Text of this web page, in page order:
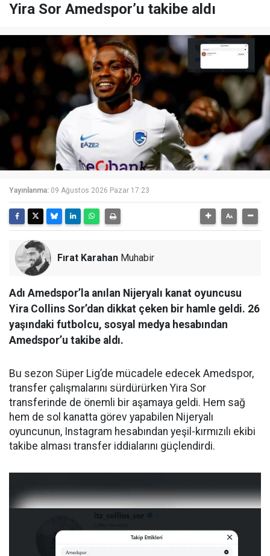
Yira Sor Amedspor’u takibe aldı
Yayınlanma: 09 Ağustos 2026 Pazar 17:23
Fırat Karahan Muhabir
Adı Amedspor’la anılan Nijeryalı kanat oyuncusu
Yira Collins Sor’dan dikkat çeken bir hamle geldi. 26
yaşındaki futbolcu, sosyal medya hesabından
Amedspor’u takibe aldı.
Bu sezon Süper Lig’de mücadele edecek Amedspor,
transfer çalışmalarını sürdürürken Yira Sor
transferinde de önemli bir aşamaya geldi. Hem sağ
hem de sol kanatta görev yapabilen Nijeryalı
oyuncunun, Instagram hesabından yeşil-kırmızılı ekibi
takibe alması transfer iddialarını güçlendirdi.